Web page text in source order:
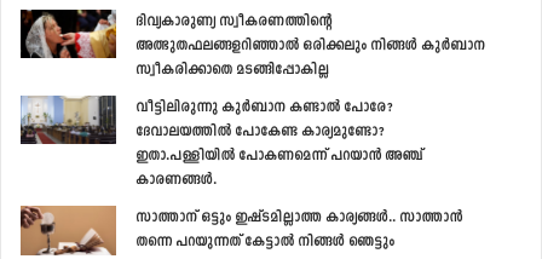
ദിവ്യകാരുണ്യ സ്വീകരണത്തിന്‍റെ
അത്ഭുതഫലങ്ങളറിഞ്ഞാല്‍ ഒരിക്കലും നിങ്ങള്‍ കുര്‍ബാന
സ്വീകരിക്കാതെ മടങ്ങിപ്പോകില്ല
വീട്ടിലിരുന്നു കുര്‍ബാന കണ്ടാല്‍ പോരേ?
ദേവാലയത്തില്‍ പോകേണ്ട കാര്യമുണ്ടോ?
ഇതാ.പള്ളിയില്‍ പോകണമെന്ന് പറയാന്‍ അഞ്ച്
കാരണങ്ങള്‍.
സാത്താന് ഒട്ടും ഇഷ്ടമില്ലാത്ത കാര്യങ്ങള്‍.. സാത്താന്‍
തന്നെ പറയുന്നത് കേട്ടാല്‍ നിങ്ങള്‍ ഞെട്ടും